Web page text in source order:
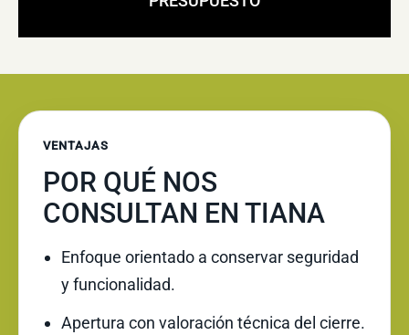
VENTAJAS
POR QUÉ NOS
CONSULTAN EN TIANA
Enfoque orientado a conservar seguridad
y funcionalidad.
Apertura con valoración técnica del cierre.